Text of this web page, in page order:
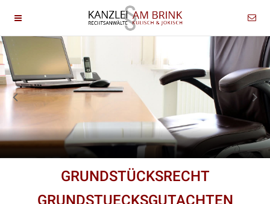
GRUNDSTÜCKSRECHT
GRUNDSTUECKSGUTACHTEN